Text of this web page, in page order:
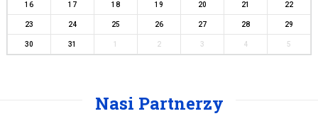
16 17 18 19 20 21 22
23 24 25 26 27 28 29
30 31 2 3 4 5
Nasi Partnerzy